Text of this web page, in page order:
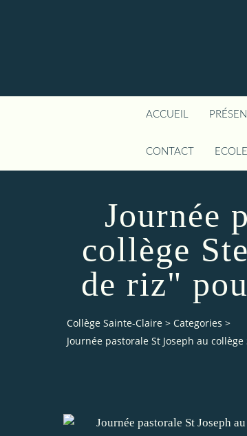
ACCUEIL
CONTACT
Journée
collège
de riz"
Collège Sainte-Claire > Categories >
Journée pastorale St Joseph au